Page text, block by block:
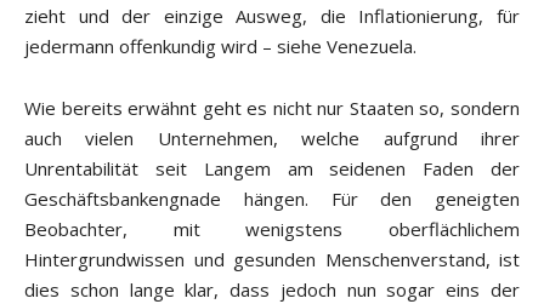
zieht und der einzige Ausweg, die Inflationierung, für
jedermann offenkundig wird – siehe Venezuela.
Wie bereits erwähnt geht es nicht nur Staaten so, sondern
auch vielen Unternehmen, welche aufgrund ihrer
Unrentabilität seit Langem am seidenen Faden der
Geschäftsbankengnade hängen. Für den geneigten
Beobachter, mit wenigstens oberflächlichem
Hintergrundwissen und gesunden Menschenverstand, ist
dies schon lange klar, dass jedoch nun sogar eins der